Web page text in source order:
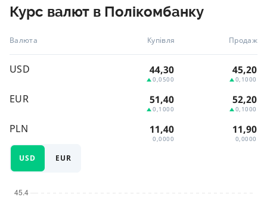
Курс валют в Полiкомбанку
Валюта Купівля Продаж
USD 44,30
0,0500
45,20
0,1000
EUR 51,40
0,1000
52,20
0,1000
PLN 11,40
0,0000
11,90
0,0000
USD EUR